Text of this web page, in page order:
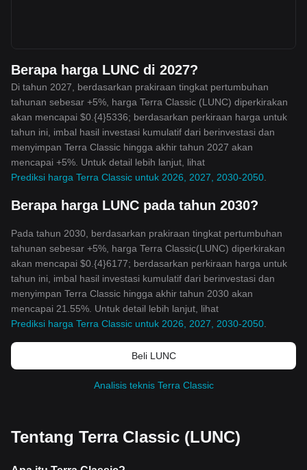
Berapa harga LUNC di 2027?
Di tahun 2027, berdasarkan prakiraan tingkat pertumbuhan
tahunan sebesar +5%, harga Terra Classic (LUNC) diperkirakan
akan mencapai $0.{4}5336; berdasarkan perkiraan harga untuk
tahun ini, imbal hasil investasi kumulatif dari berinvestasi dan
menyimpan Terra Classic hingga akhir tahun 2027 akan
mencapai +5%. Untuk detail lebih lanjut, lihat
Prediksi harga Terra Classic untuk 2026, 2027, 2030-2050
Berapa harga LUNC pada tahun 2030?
Pada tahun 2030, berdasarkan prakiraan tingkat pertumbuhan
tahunan sebesar +5%, harga Terra Classic(LUNC) diperkirakan
akan mencapai $0.{4}6177; berdasarkan perkiraan harga untuk
tahun ini, imbal hasil investasi kumulatif dari berinvestasi dan
menyimpan Terra Classic hingga akhir tahun 2030 akan
mencapai 21.55%. Untuk detail lebih lanjut, lihat
Prediksi harga Terra Classic untuk 2026, 2027, 2030-2050
Beli LUNC
Analisis teknis Terra Classic
Tentang Terra Classic (LUNC)